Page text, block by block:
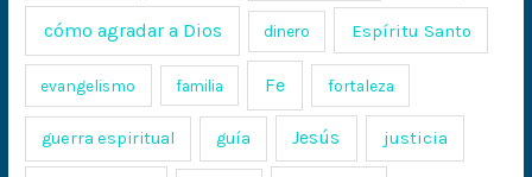
cómo agradar a Dios dinero Espíritu Santo
evangelismo familia Fe fortaleza
guerra espiritual guía Jesús justicia